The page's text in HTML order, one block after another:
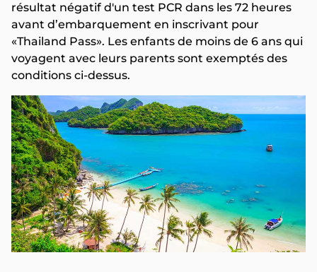
résultat négatif d'un test PCR dans les 72 heures
avant d’embarquement en inscrivant pour
«Thailand Pass». Les enfants de moins de 6 ans qui
voyagent avec leurs parents sont exemptés des
conditions ci-dessus.